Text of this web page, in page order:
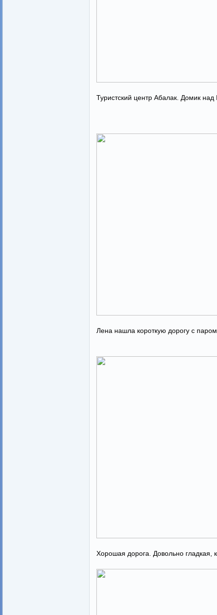
Туристский центр Абалак. Домик
Лена нашла короткую дорогу с
Хорошая дорога. Довольно гладкая,